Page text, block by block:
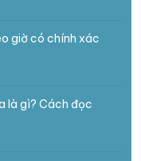
giờ có chính xác
là gì? Cách đọc